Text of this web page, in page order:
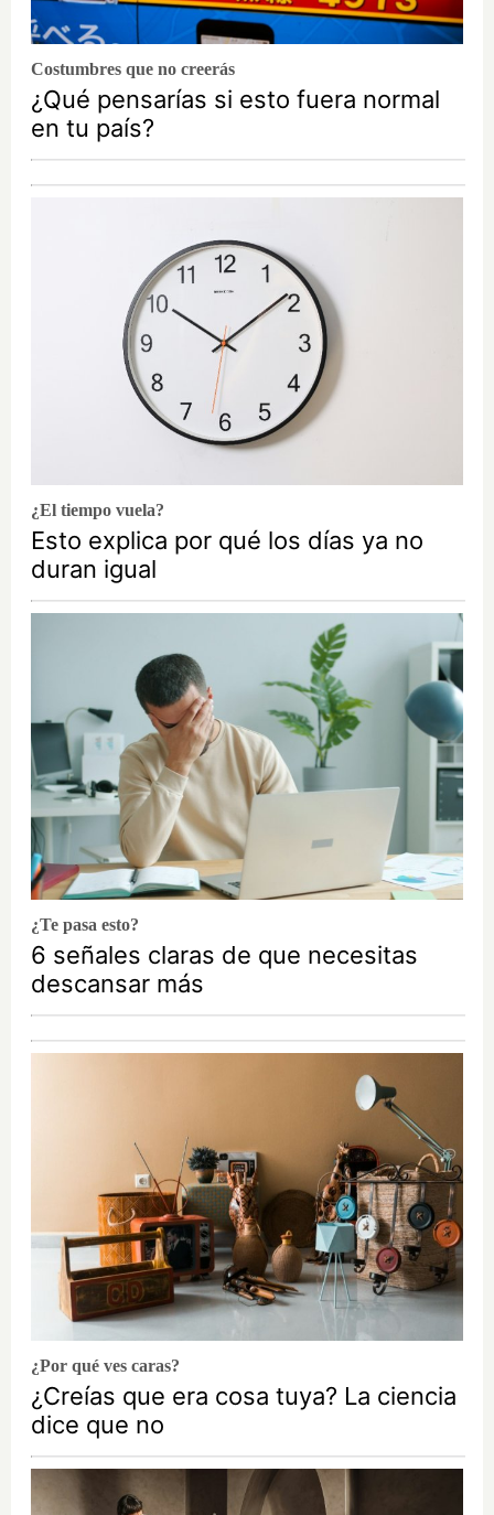
Costumbres que no creerás
¿Qué pensarías si esto fuera normal
en tu país?
¿El tiempo vuela?
Esto explica por qué los días ya no
duran igual
¿Te pasa esto?
6 señales claras de que necesitas
descansar más
¿Por qué ves caras?
¿Creías que era cosa tuya? La ciencia
dice que no